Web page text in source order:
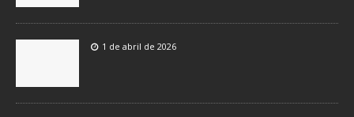
1 de abril de 2026